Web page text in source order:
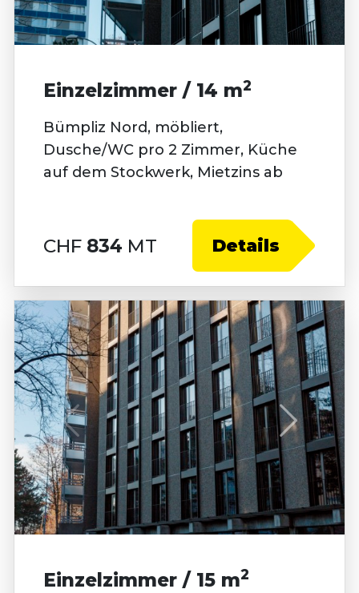
Einzelzimmer / 14 m2
Bümpliz Nord, möbliert,
Dusche/WC pro 2 Zimmer, Küche
auf dem Stockwerk, Mietzins ab
CHF 834 MT Details
Einzelzimmer / 15 m2